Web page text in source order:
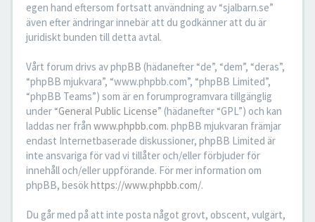
egen hand eftersom fortsatt användning av “sjalbarn.se”
även efter ändringar innebär att du godkänner att du är
juridiskt bunden till detta avtal.
Vårt forum drivs av phpBB (hädanefter “de”, “dem”, “deras”,
“phpBB mjukvara”, “www.phpbb.com”, “phpBB Limited”,
“phpBB Teams”) som är en forumprogramvara tillgänglig
under “General Public License” (hädanefter “GPL”) och kan
laddas ner från www.phpbb.com. phpBB mjukvaran främjar
endast Internetbaserade diskussioner, phpBB Limited är
inte ansvariga för vad vi tillåter och/eller förbjuder för
innehåll och/eller uppförande. För mer information om
phpBB, besökhttps://www.phpbb.com/.
Du går med på att inte posta något grovt, obscent, vulgärt,